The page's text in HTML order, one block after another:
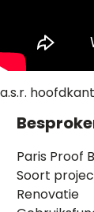
a.s.r.
Paris Proof
Soort
Renovatie